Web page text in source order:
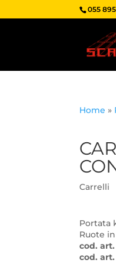
055
Home »
Carrelli
Portata
Ruote
cod.
cod.